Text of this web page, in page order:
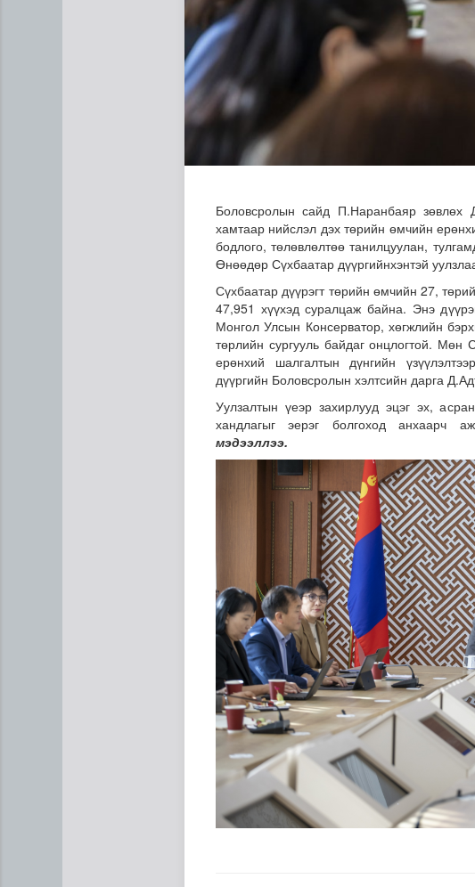
УБЦТС: Өнөөдөр цахилгаан шугам
Боловсролын сайд П.Наранбаяр зөвлөх
хамтаар нийслэл дэх төрийн өмчийн
бодлого, төлөвлөлтөө танилцуулан,
Өнөөдөр Сүхбаатар дүүргийнхэнтэй
Сүхбаатар дүүрэгт төрийн өмчийн 27,
47,951 хүүхэд суралцаж байна. Энэ
Монгол Улсын Консерватор, хөгжлийн
төрлийн сургууль байдаг онцлогтой.
ерөнхий шалгалтын дүнгийн
дүүргийн Боловсролын хэлтсийн дарга
Уулзалтын үеэр захирлууд эцэг эх,
хандлагыг эерэг болгоход анхаарч
мэдээллээ.